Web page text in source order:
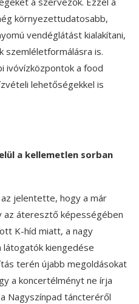
környezettudatosabb,
vendéglátást kialakítani,
is.
ivóvízközpontok a food
lehetőségekkel is
a kellemetlen sorban
jelentette, hogy a már
áteresztő képességében
K-híd miatt, a nagy
kiengedése
terén újabb megoldásokat
a koncertélményt ne írja
Nagyszínpad táncteréről